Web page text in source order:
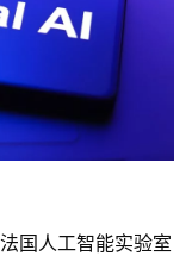
国人工智能实验室